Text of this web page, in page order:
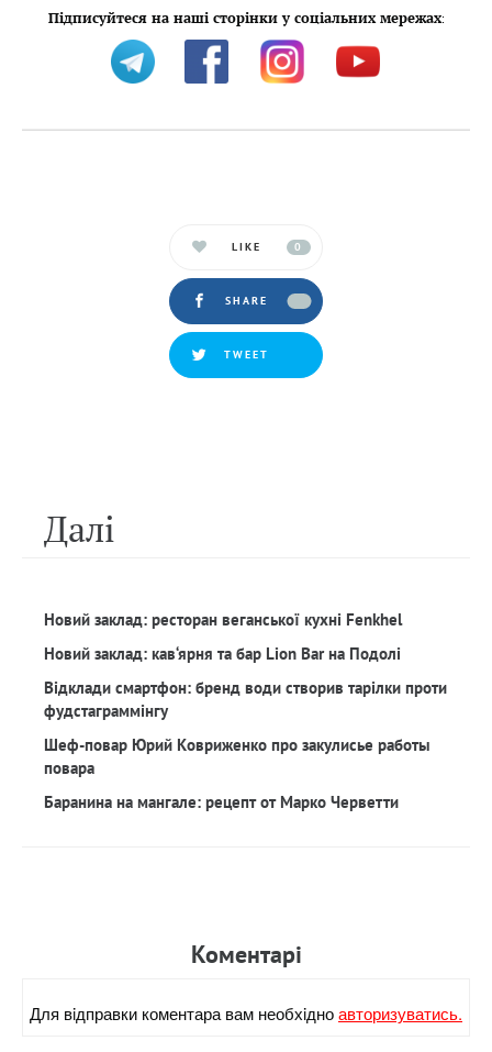
Підписуйтеся на наші сторінки у соціальних мережах:
LIKE 0
SHARE
TWEET
Далi
Новий заклад: ресторан веганської кухні Fenkhel
Новий заклад: кав‘ярня та бар Lion Bar на Подолі
Відклади смартфон: бренд води створив тарілки проти
фудстаграммінгу
Шеф-повар Юрий Ковриженко про закулисье работы
повара
Баранина на мангале: рецепт от Марко Черветти
Коментарi
Для вiдправки коментара вам необхiдноавторизуватись.